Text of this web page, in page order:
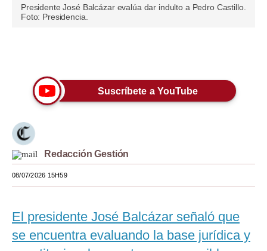
Pregunta de hoy
Lujo
Viajes
Moda
Estilos
Mundo
México
España
Presidente José Balcázar evalúa dar indulto a Pedro Castillo.
Foto: Presidencia.
Suscríbete a YouTube
Redacción Gestión
08/07/2026 15H59
El presidente José Balcázar señaló que
se encuentra evaluando la base jurídica y